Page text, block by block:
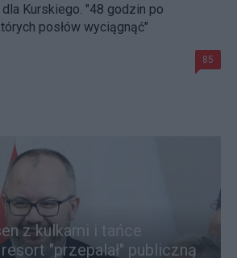
Kurskiego. "48 godzin po
posłów wyciągnąć"
85
z kulkami i tańce
"przepalał" publiczną